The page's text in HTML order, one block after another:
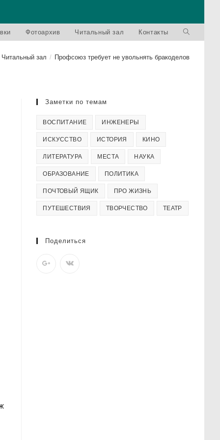
Фотоархив Читальный зал Контакты
Читальный зал / Профсоюз требует не увольнять бракоделов
Заметки по темам
ВОСПИТАНИЕ ИНЖЕНЕРЫ
ИСКУССТВО ИСТОРИЯ КИНО
ЛИТЕРАТУРА МЕСТА НАУКА
ОБРАЗОВАНИЕ ПОЛИТИКА
ПОЧТОВЫЙ ЯЩИК ПРО ЖИЗНЬ
ПУТЕШЕСТВИЯ ТВОРЧЕСТВО ТЕАТР
Поделиться